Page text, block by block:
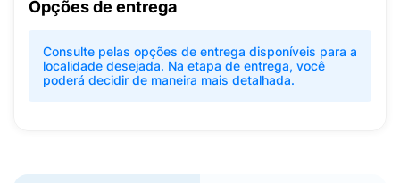
Opções de entrega
Consulte pelas opções de entrega disponíveis para a
localidade desejada. Na etapa de entrega, você
poderá decidir de maneira mais detalhada.